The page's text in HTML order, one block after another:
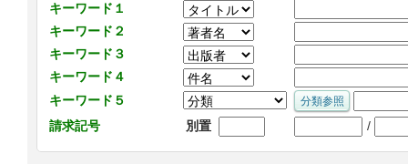
キーワード１
キーワード２
キーワード３
キーワード４
キーワード５
請求記号
別置 /